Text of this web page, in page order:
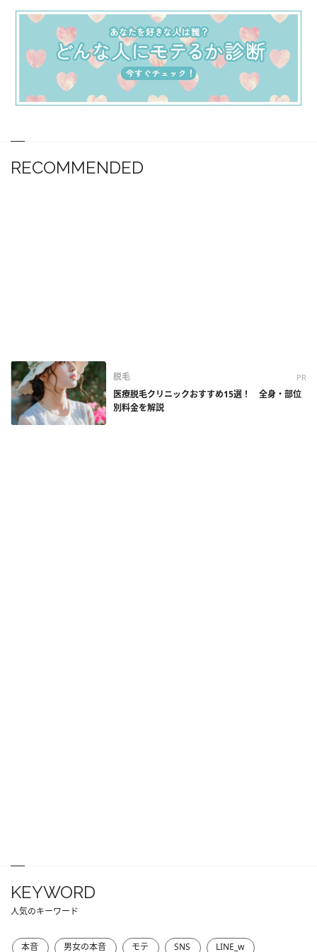
RECOMMENDED
脱毛 PR
医療脱毛クリニックおすすめ15選！ 全身・部位
別料金を解説
KEYWORD
人気のキーワード
本音 男女の本音 モテ SNS
LINE_w